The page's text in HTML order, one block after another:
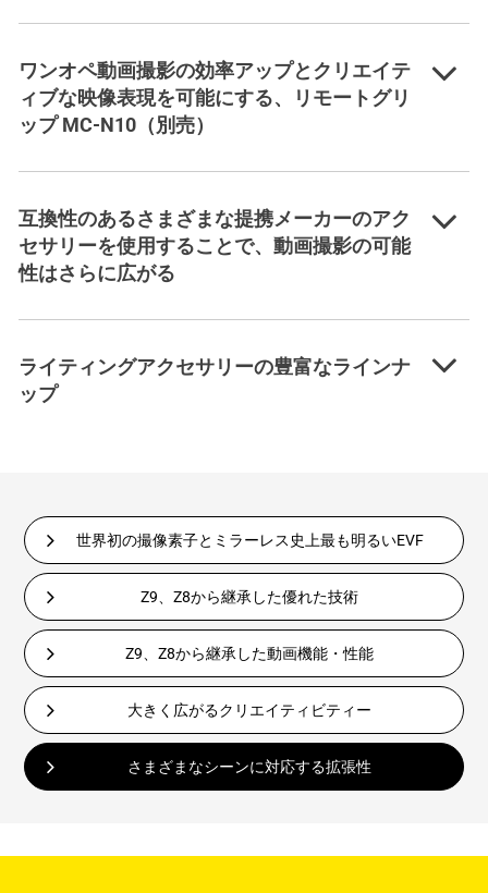
ワンオペ動画撮影の効率アップとクリエイテ
ィブな映像表現を可能にする、リモートグリ
ップ MC-N10（別売）
互換性のあるさまざまな提携メーカーのアク
セサリーを使用することで、動画撮影の可能
性はさらに広がる
ライティングアクセサリーの豊富なラインナ
ップ
世界初の撮像素子とミラーレス史上最も明るいEVF
Z9、Z8から継承した優れた技術
Z9、Z8から継承した動画機能・性能
大きく広がるクリエイティビティー
さまざまなシーンに対応する拡張性